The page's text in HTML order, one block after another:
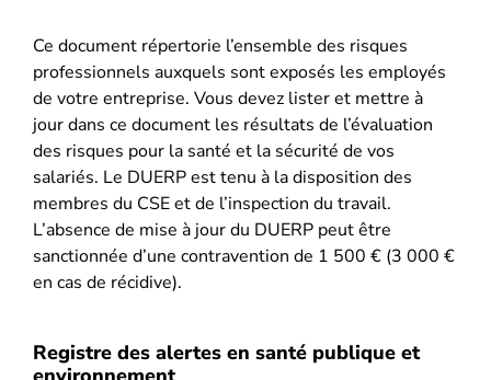
Ce document répertorie l’ensemble des risques
professionnels auxquels sont exposés les employés
de votre entreprise. Vous devez lister et mettre à
jour dans ce document les résultats de l’évaluation
des risques pour la santé et la sécurité de vos
salariés. Le DUERP est tenu à la disposition des
membres du CSE et de l’inspection du travail.
L’absence de mise à jour du DUERP peut être
sanctionnée d’une contravention de 1 500 € (3 000 €
en cas de récidive).
Registre des alertes en santé publique et